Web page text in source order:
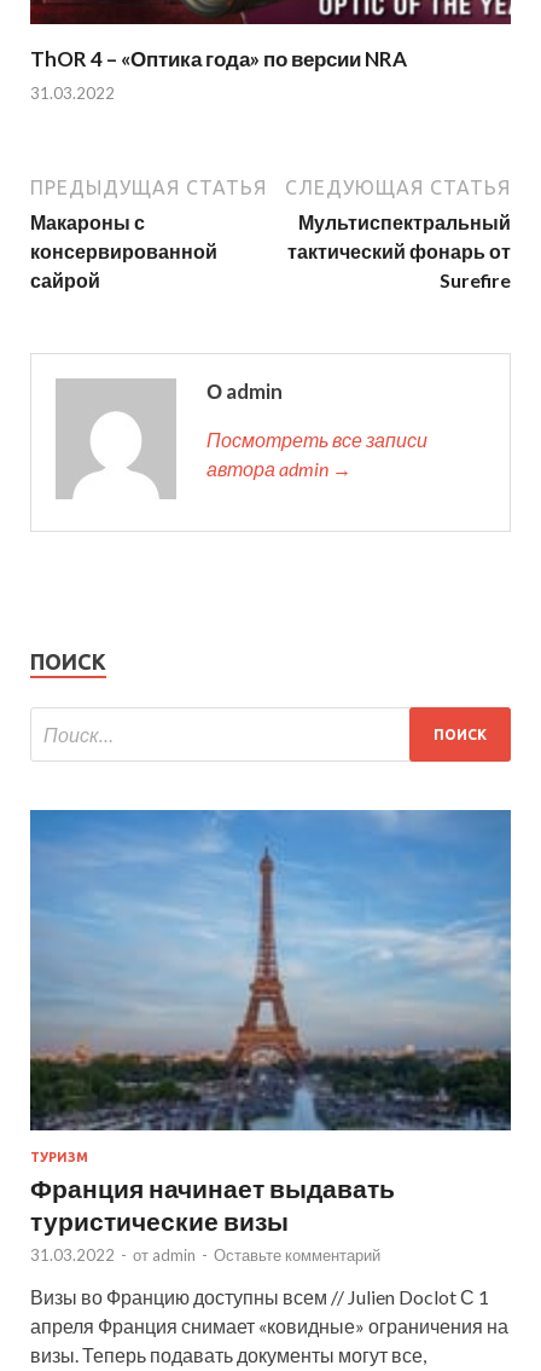
ThOR 4 – «Оптика года» по версии NRA
31.03.2022
ПРЕДЫДУЩАЯ СТАТЬЯ
Макароны с
консервированной
сайрой
СЛЕДУЮЩАЯ СТАТЬЯ
Мультиспектральный
тактический фонарь от
Surefire
О admin
Посмотреть все записи
автора admin →
ПОИСК
ТУРИЗМ
Франция начинает выдавать
туристические визы
31.03.2022 - от admin - Оставьте комментарий
Визы во Францию доступны всем // Julien Doclot С 1
апреля Франция снимает «ковидные» ограничения на
визы. Теперь подавать документы могут все,